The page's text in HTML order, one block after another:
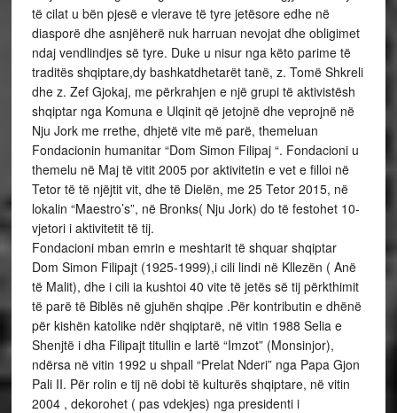
të cilat u bën pjesë e vlerave të tyre jetësore edhe në
diasporë dhe asnjëherë nuk harruan nevojat dhe obligimet
ndaj vendlindjes së tyre. Duke u nisur nga këto parime të
traditës shqiptare,dy bashkatdhetarët tanë, z. Tomë Shkreli
dhe z. Zef Gjokaj, me përkrahjen e një grupi të aktivistësh
shqiptar nga Komuna e Ulqinit që jetojnë dhe veprojnë në
Nju Jork me rrethe, dhjetë vite më parë, themeluan
Fondacionin humanitar “Dom Simon Filipaj “. Fondacioni u
themelu në Maj të vitit 2005 por aktivitetin e vet e filloi në
Tetor të të njëjtit vit, dhe të Dielën, me 25 Tetor 2015, në
lokalin “Maestro’s”, në Bronks( Nju Jork) do të festohet 10-
vjetori i aktivitetit të tij.
Fondacioni mban emrin e meshtarit të shquar shqiptar
Dom Simon Filipajt (1925-1999),i cili lindi në Kllezën ( Anë
të Malit), dhe i cili ia kushtoi 40 vite të jetës së tij përkthimit
të parë të Biblës në gjuhën shqipe .Për kontributin e dhënë
për kishën katolike ndër shqiptarë, në vitin 1988 Selia e
Shenjtë i dha Filipajt titullin e lartë “Imzot” (Monsinjor),
ndërsa në vitin 1992 u shpall “Prelat Nderi” nga Papa Gjon
Pali II. Për rolin e tij në dobi të kulturës shqiptare, në vitin
2004 , dekorohet ( pas vdekjes) nga presidenti i